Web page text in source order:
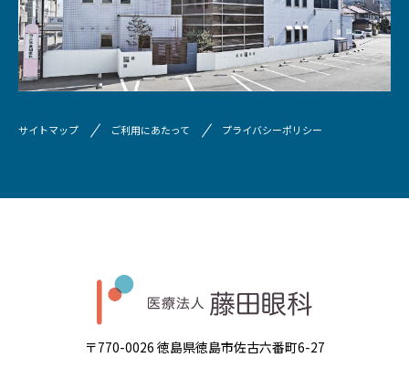
サイトマップ ご利用にあたって プライバシーポリシー
〒770-0026 徳島県徳島市佐古六番町6-27